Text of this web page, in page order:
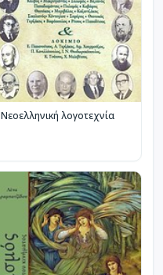
Νεοελληνική λογοτεχνία